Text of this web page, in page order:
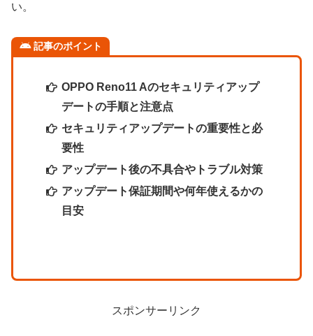
い。
記事のポイント
OPPO Reno11 Aのセキュリティアップ
デートの手順と注意点
セキュリティアップデートの重要性と必
要性
アップデート後の不具合やトラブル対策
アップデート保証期間や何年使えるかの
目安
スポンサーリンク